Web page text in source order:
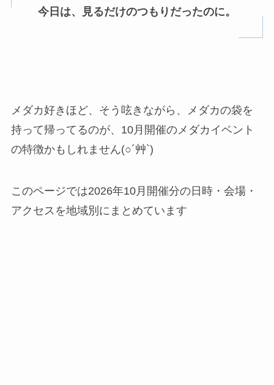
今日は、見るだけのつもりだったのに。
メダカ好きほど、そう呟きながら、メダカの袋を
持って帰ってるのが、10月開催のメダカイベント
の特徴かもしれません(○´艸`)
このページでは2026年10月開催分の日時・会場・
アクセスを地域別にまとめています